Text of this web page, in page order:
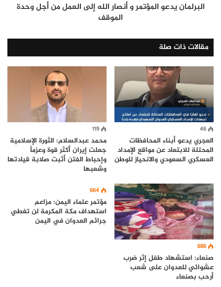
البرلمان يدعو المؤتمر و أنصار الله إلى العمل من أجل وحدة
الموقف
مقالات ذات صلة
46
العجري يدعو أبناء المحافظات
المحتلة للابتعاد عن مواقع الإمداد
العسكري السعودي والانحياز للوطن
119
محمد عبدالسلام: الثورة الإسلامية
جعلت إيران أكثر قوة وعزماً
وإحباط الفتن أثبت صلابة قيادتها
وشعبها
686
صنعاء: استشهاد طفل إثر ضرب
عشوائي للعدوان على شعب
أرحب بصنعاء
664
مؤتمر علماء اليمن: مزاعم
استهداف مكة المكرمة لن تغطي
جرائم العدوان في اليمن